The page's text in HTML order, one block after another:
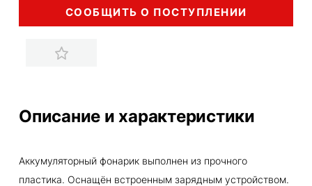
СООБЩИТЬ О ПОСТУПЛЕНИИ
Описание и характеристики
Аккумуляторный фонарик выполнен из прочного
пластика. Оснащён встроенным зарядным устройством.